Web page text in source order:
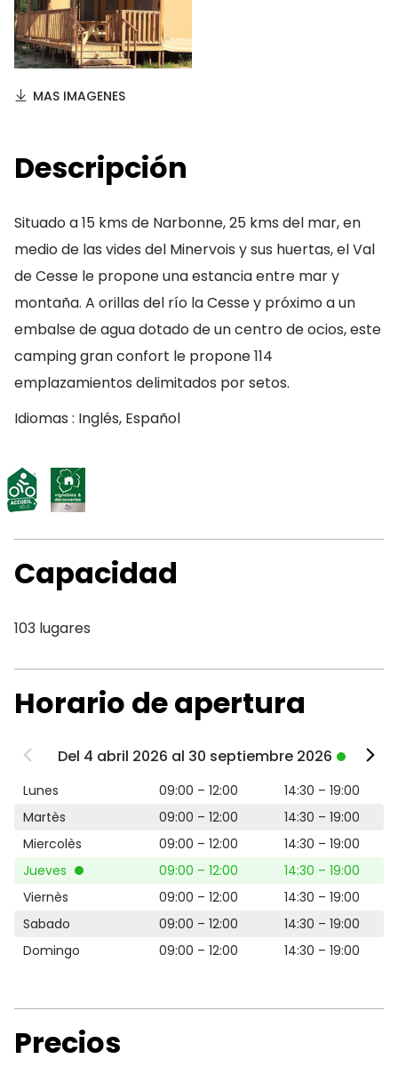
MAS IMAGENES
Descripción
Situado a 15 kms de Narbonne, 25 kms del mar, en
medio de las vides del Minervois y sus huertas, el Val
de Cesse le propone una estancia entre mar y
montaña. A orillas del río la Cesse y próximo a un
embalse de agua dotado de un centro de ocios, este
camping gran confort le propone 114
emplazamientos delimitados por setos.
Idiomas : Inglés, Español
Capacidad
103 lugares
Horario de apertura
Del 4 abril 2026 al 30 septiembre 2026
Lunes 09:00 – 12:00
14:30 – 19:00
Martès
09:00 – 12:00
14:30 – 19:00
Miercolès
09:00 – 12:00
14:30 – 19:00
Jueves
09:00 – 12:00
14:30 – 19:00
Viernès
09:00 – 12:00
14:30 – 19:00
Sabado
09:00 – 12:00
14:30 – 19:00
Domingo
09:00 – 12:00 14:30 – 19:00
Precios